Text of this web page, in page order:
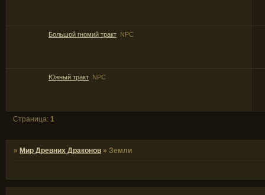
Большой гномий тракт NPC
Южный тракт NPC
Страница:1
» Мир Древних Драконов »Земли